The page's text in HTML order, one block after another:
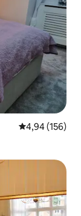
4,94 de uma
4,94 (156)